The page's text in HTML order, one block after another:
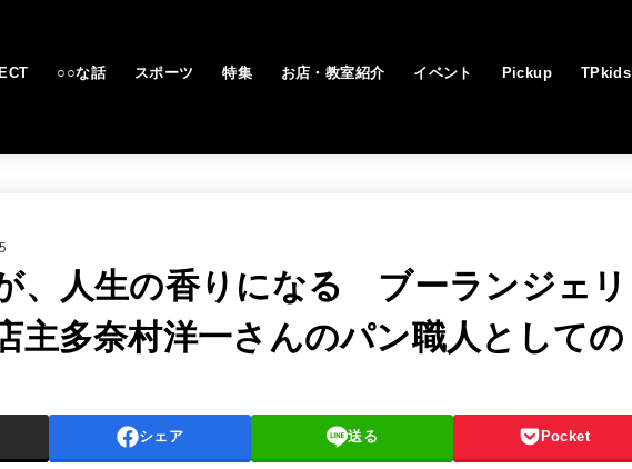
○○な話 スポーツ 特集 お店・教室紹介 イベント Pickup TPkids
、人生の香りになる ブーランジェリ
主多奈村洋一さんのパン職人としての
シェア 送る Pocket